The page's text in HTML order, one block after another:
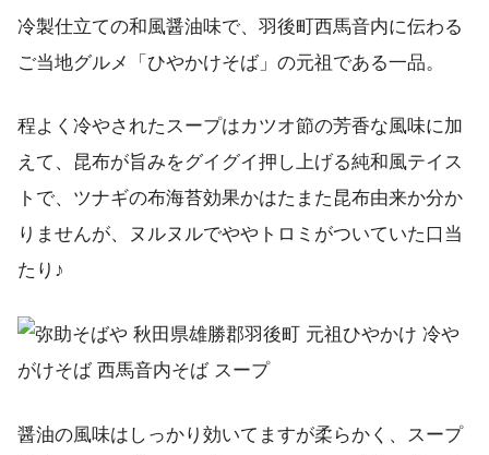
冷製仕立ての和風醤油味で、羽後町西馬音内に伝わる
ご当地グルメ「ひやかけそば」の元祖である一品。
程よく冷やされたスープはカツオ節の芳香な風味に加
えて、昆布が旨みをグイグイ押し上げる純和風テイス
トで、ツナギの布海苔効果かはたまた昆布由来か分か
りませんが、ヌルヌルでややトロミがついていた口当
たり♪
醤油の風味はしっかり効いてますが柔らかく、スープ